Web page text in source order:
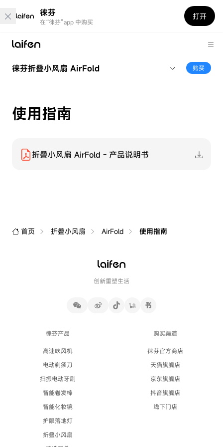
徕芬
在“徕芬”app 中购买
打开
徕芬折叠小风扇 AirFold 购买
使用指南
折叠小风扇 AirFold - 产品说明书
首页 折叠小风扇 AirFold 使用指南
创新重塑生活
徕芬产品
高速吹风机
电动剃须刀
扫振电动牙刷
智能卷发棒
智能化妆镜
护眼落地灯
折叠小风扇
购买渠道
徕芬官方商店
天猫旗舰店
京东旗舰店
抖音旗舰店
线下门店